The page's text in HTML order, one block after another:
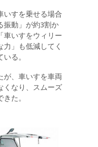
すを乗せる場合
振動」が約3割か
車いすをウィリー
」も低減してく
る。
、車いすを車両
くなり、スムーズ
た。